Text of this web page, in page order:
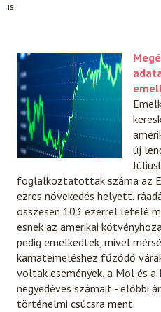
is
új
foglalkoztatottak száma az
ezres növekedés helyett,
összesen 103 ezerrel lefelé
esnek az amerikai
pedig emelkedtek, mivel
kamatemeléshez fűződő
voltak események, a Mol és
negyedéves számait - előbbi
történelmi csúcsra ment.